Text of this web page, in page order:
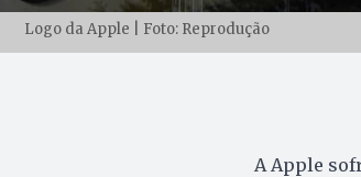
Logo da Apple | Foto: Reprodução
A Apple